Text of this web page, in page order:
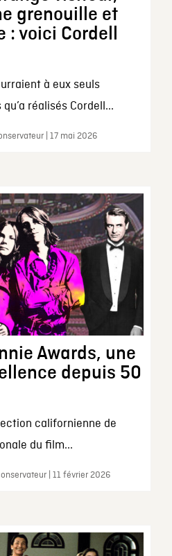
grenouille et
voici Cordell
à eux seuls
réalisés Cordell...
| 17 mai 2026
Awards, une
depuis 50
californienne de
du film...
| 11 février 2026